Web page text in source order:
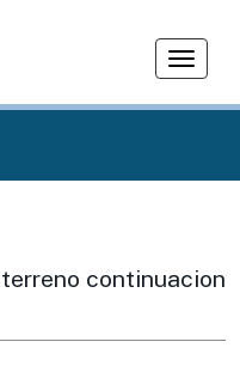
T
g
v
continuacion